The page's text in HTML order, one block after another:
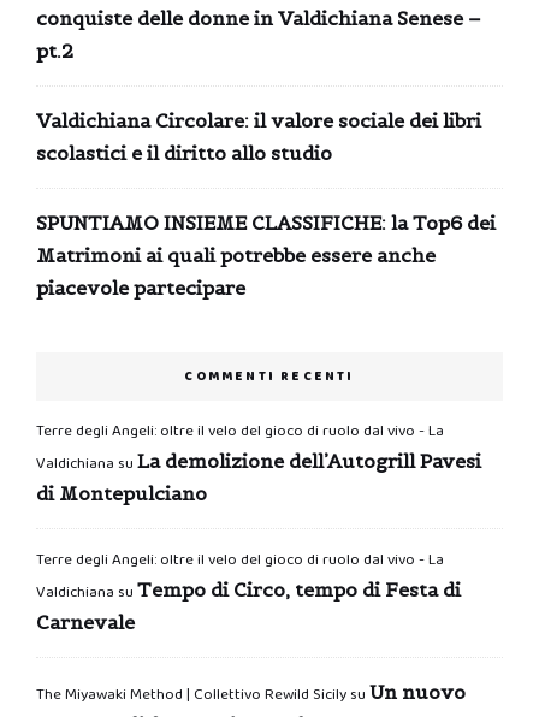
conquiste delle donne in Valdichiana Senese –
pt.2
Valdichiana Circolare: il valore sociale dei libri
scolastici e il diritto allo studio
SPUNTIAMO INSIEME CLASSIFICHE: la Top6 dei
Matrimoni ai quali potrebbe essere anche
piacevole partecipare
COMMENTI RECENTI
Terre degli Angeli: oltre il velo del gioco di ruolo dal vivo - La
Valdichiana su La demolizione dell’Autogrill Pavesi
di Montepulciano
Terre degli Angeli: oltre il velo del gioco di ruolo dal vivo - La
Valdichiana su Tempo di Circo, tempo di Festa di
Carnevale
The Miyawaki Method | Collettivo Rewild Sicilysu Un nuovo